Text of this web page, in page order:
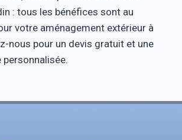
: tous les bénéfices sont au
votre aménagement extérieur à
nous pour un devis gratuit et une